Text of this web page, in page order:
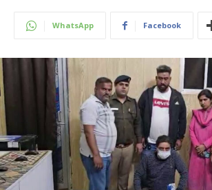
WhatsApp Facebook